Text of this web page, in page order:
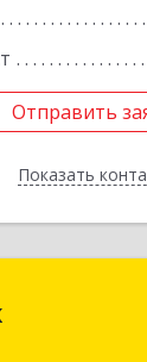
Отправить
Показать
Отправить
Назад